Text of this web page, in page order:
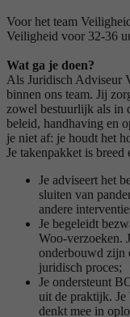
Voor het team
Veiligheid voor 32-36
Wat ga je doen?
Als Juridisch Adviseur
binnen ons team. Jij
zowel bestuurlijk als in
beleid, handhaving en
je niet af: je houdt het
Je takenpakket is breed
Je adviseert het
sluiten van
andere
Je begeleidt
Woo-verzoeken.
onderbouwd zijn
juridisch proces;
Je ondersteunt
uit de praktijk. Je
denkt mee in